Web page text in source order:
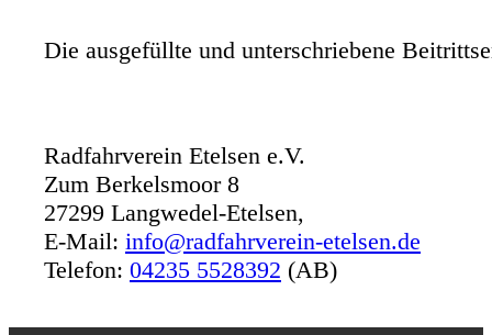
Die ausgefüllte und unterschriebene
Radfahrverein Etelsen e.V.
Zum Berkelsmoor 8
27299 Langwedel-Etelsen,
E-Mail: info@radfahrverein-etelsen.de
Telefon: 04235 5528392 (AB)